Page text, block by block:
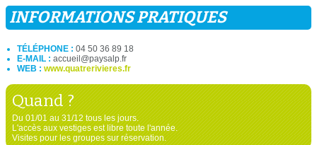
INFORMATIONS PRATIQUES
TÉLÉPHONE : 04 50 36 89 18
E-MAIL : accueil@paysalp.fr
WEB : www.quatrerivieres.fr
Quand ?
Du 01/01 au 31/12 tous les jours.
L'accès aux vestiges est libre toute l'année.
Visites pour les groupes sur réservation.